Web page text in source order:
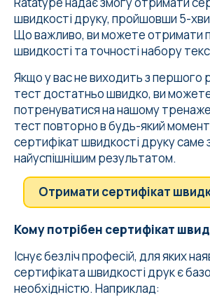
швидкості друку, пройшовши 5-
Що важливо, ви можете отримати
швидкості та точності набору
Якщо у вас не виходить з першого
тест достатньо швидко, ви
потренуватися на нашому
тест повторно в будь-який
сертифікат швидкості друку саме
найуспішнішим результатом.
Отримати сертифікат
Кому потрібен сертифікат
Існує безліч професій, для яких
сертифіката швидкості друк є
необхідністю. Наприклад: